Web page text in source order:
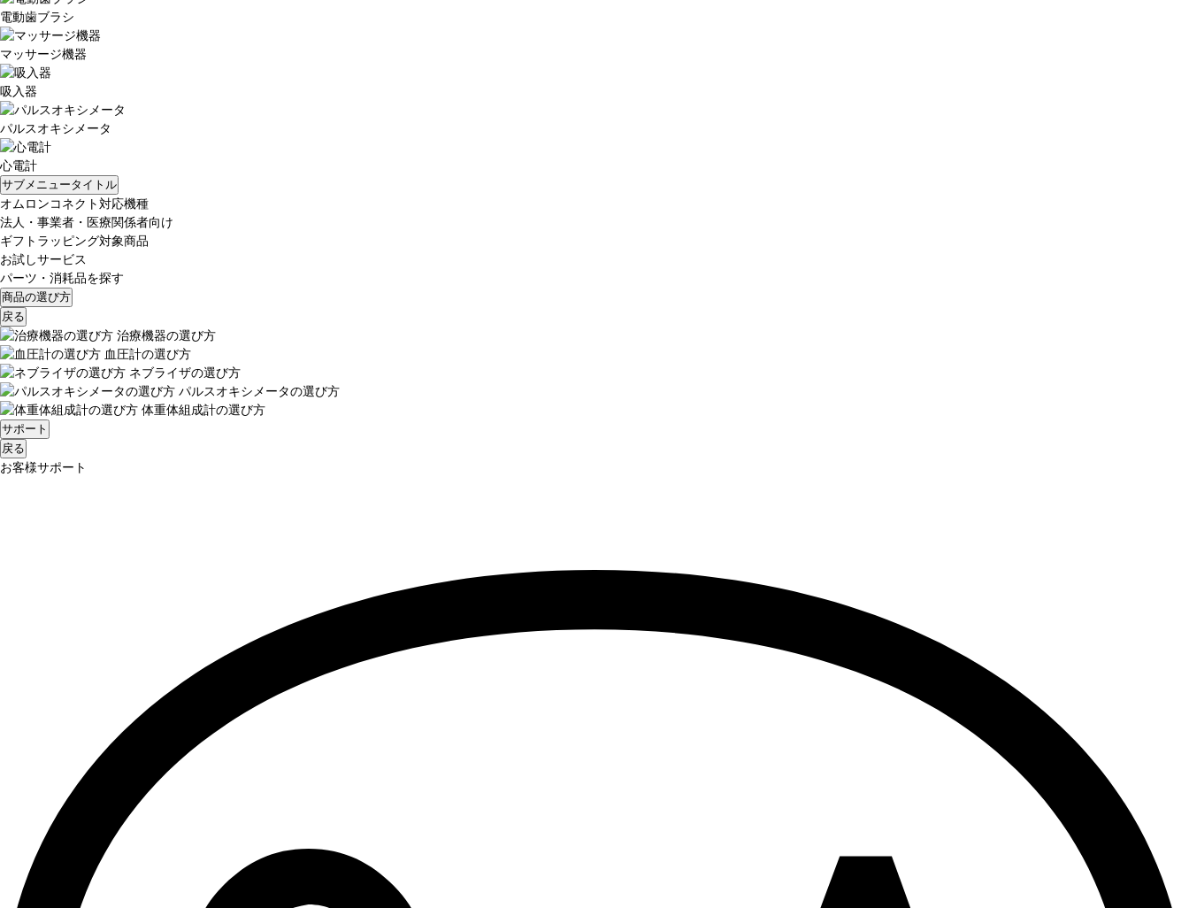
電動歯ブラシ
マッサージ機器
吸入器
パルスオキシメータ
心電計
サブメニュータイトル
オムロンコネクト対応機種
法人・事業者・医療関係者向け
ギフトラッピング対象商品
お試しサービス
パーツ・消耗品を探す
商品の選び方
戻る
治療機器の選び方
血圧計の選び方
ネブライザの選び方
パルスオキシメータの選び方
体重体組成計の選び方
サポート
戻る
お客様サポート